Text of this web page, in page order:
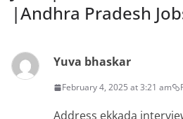
|Andhra Pradesh
Yuva bhaskar
February 4, 2025 at 3:21 am
Address ekkada